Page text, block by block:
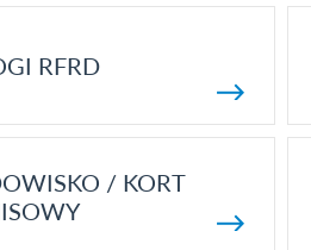
RFRD
/ KORT